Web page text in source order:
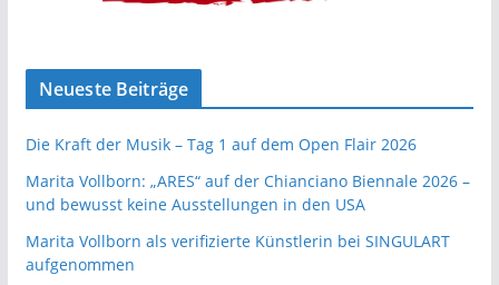
Neueste Beiträge
Die Kraft der Musik – Tag 1 auf dem Open Flair 2026
Marita Vollborn: „ARES“ auf der Chianciano Biennale 2026 –
und bewusst keine Ausstellungen in den USA
Marita Vollborn als verifizierte Künstlerin bei SINGULART
aufgenommen